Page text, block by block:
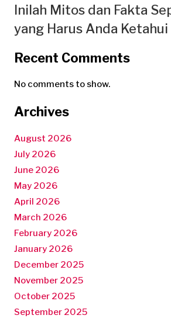
Inilah Mitos dan Fakta
yang Harus Anda Ketahui
Recent Comments
No comments to show.
Archives
August 2026
July 2026
June 2026
May 2026
April 2026
March 2026
February 2026
January 2026
December 2025
November 2025
October 2025
September 2025